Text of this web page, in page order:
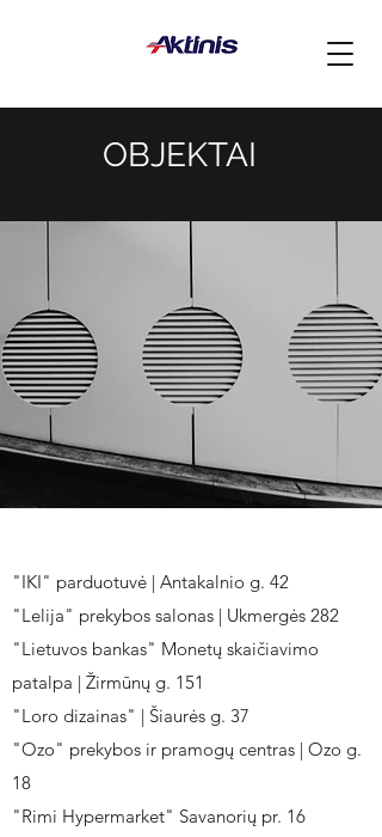
OBJEKTAI
"IKI" parduotuvė | Antakalnio g. 42
"Lelija" prekybos salonas | Ukmergės 282
"Lietuvos bankas" Monetų skaičiavimo
patalpa | Žirmūnų g. 151
"Loro dizainas" | Šiaurės g. 37
"Ozo" prekybos ir pramogų centras | Ozo g.
18
"Rimi Hypermarket" Savanorių pr. 16